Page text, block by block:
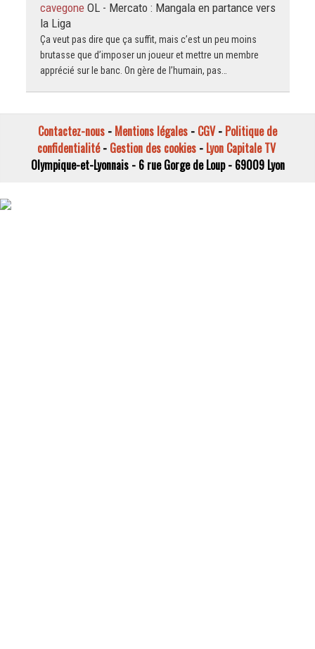
cavegone OL - Mercato : Mangala en partance vers
la Liga
Ça veut pas dire que ça suffit, mais c’est un peu moins
brutasse que d’imposer un joueur et mettre un membre
apprécié sur le banc. On gère de l’humain, pas…
Contactez-nous - Mentions légales - CGV- Politique de
confidentialité- Gestion des cookies- Lyon Capitale TV
Olympique-et-Lyonnais - 6 rue Gorge de Loup - 69009 Lyon